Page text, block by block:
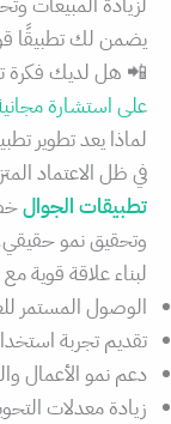
يضمن لك تطبيقًا
📲 هل لديك فكرة
على استشارة
لماذا يعد تطوير
في ظل الاعتماد
تطبيقات الجوال
وتحقيق نمو حقيقي.
لبناء علاقة قوية مع
الوصول المستمر
تقديم تجربة
دعم نمو الأعمال
زيادة معدلات